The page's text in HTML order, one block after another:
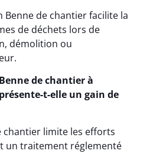
Benne de chantier facilite la
de déchets lors de
démolition ou
de chantier à
t-elle un gain de
chantier limite les efforts
un traitement réglementé